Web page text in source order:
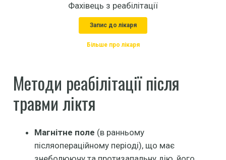
Фахівець з реабілітації
Запис до лікаря
Більше про лікаря
Методи реабілітації після
травми ліктя
Магнітне поле (в ранньому
післяопераційному періоді), що має